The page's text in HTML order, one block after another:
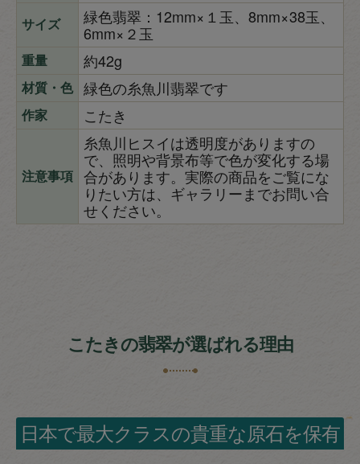
サイズ
緑色翡翠：12mm×１玉、8mm×38玉、
6mm×２玉
重量 約42g
材質・色 緑色の糸魚川翡翠です
作家 こたき
注意事項
糸魚川ヒスイは透明度がありますの
で、照明や背景布等で色が変化する場
合があります。実際の商品をご覧にな
りたい方は、ギャラリーまでお問い合
せください。
こたきの翡翠が選ばれる理由
日本で最大クラスの貴重な原石を保有